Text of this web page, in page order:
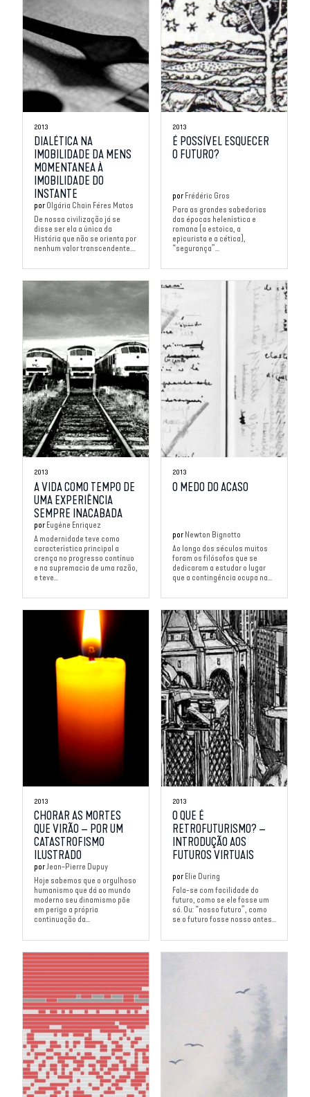
2013
DIALÉTICA NA
IMOBILIDADE DA MENS
MOMENTANEA À
IMOBILIDADE DO
INSTANTE
por Olgária Chain Féres Matos
De nossa civilização já se
disse ser ela a única da
História que não se orienta por
nenhum valor transcendente....
2013
É POSSÍVEL ESQUECER
O FUTURO?
por Frédéric Gros
Para as grandes sabedorias
das épocas helenística e
romana (a estoica, a
epicurista e a cética),
“segurança”...
2013
A VIDA COMO TEMPO DE
UMA EXPERIÊNCIA
SEMPRE INACABADA
por Eugène Enriquez
A modernidade teve como
característica principal a
crença no progresso contínuo
e na supremacia de uma razão,
e teve...
2013
O MEDO DO ACASO
por Newton Bignotto
Ao longo dos séculos muitos
foram os filósofos que se
dedicaram a estudar o lugar
que a contingência ocupa na...
2013
CHORAR AS MORTES
QUE VIRÃO – POR UM
CATASTROFISMO
ILUSTRADO
porJean-Pierre Dupuy
Hoje sabemos que o orgulhoso
humanismo que dá ao mundo
moderno seu dinamismo põe
em perigo a própria
continuação da...
2013
O QUE É
RETROFUTURISMO? –
INTRODUÇÃO AOS
FUTUROS VIRTUAIS
por Elie During
Fala-se com facilidade do
futuro, como se ele fosse um
só. Ou: “nosso futuro”, como
se o futuro fosse nosso antes...